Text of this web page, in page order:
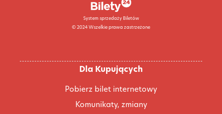
System sprzedaży Biletów
© 2024 Wszelkie prawa zastrzeżone
Dla Kupujących
Pobierz bilet internetowy
Komunikaty, zmiany